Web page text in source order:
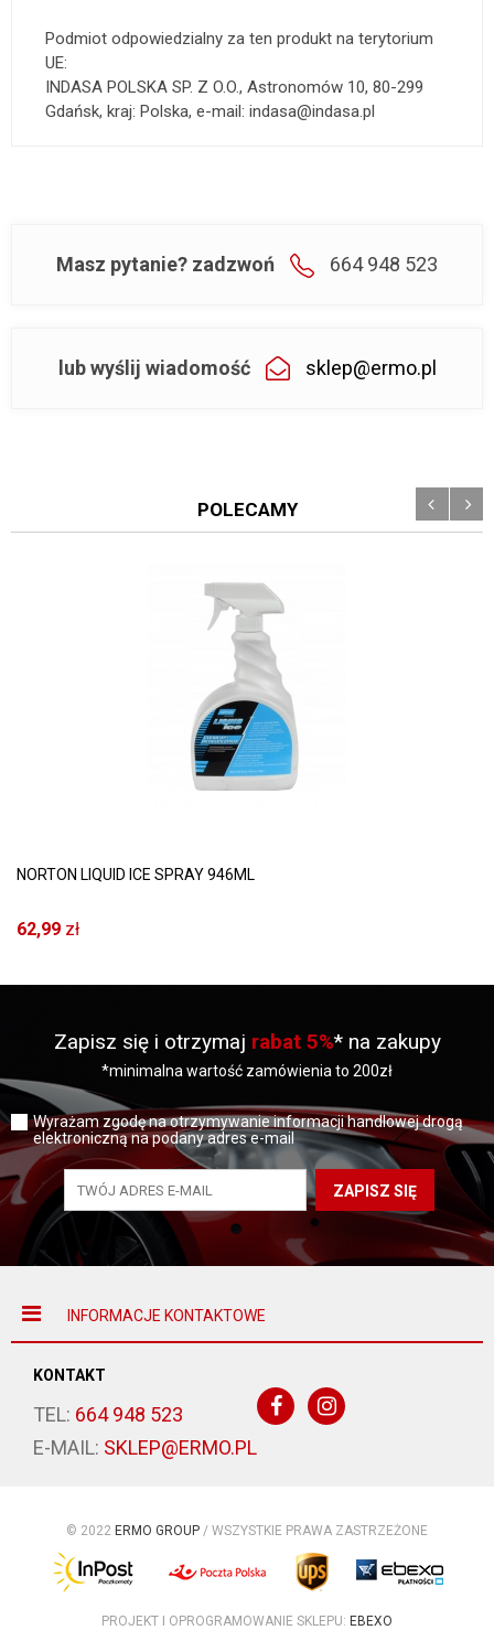
Podmiot odpowiedzialny za ten produkt na terytorium
UE:
INDASA POLSKA SP. Z O.O., Astronomów 10, 80-299
Gdańsk, kraj: Polska, e-mail: indasa@indasa.pl
Masz pytanie? zadzwoń 664 948 523
lub wyślij wiadomość sklep@ermo.pl
POLECAMY
NORTON LIQUID ICE SPRAY 946ML
62,99 zł
Zapisz się i otrzymaj rabat 5%* na zakupy
*minimalna wartość zamówienia to 200zł
Wyrażam zgodę na otrzymywanie informacji handlowej drogą
elektroniczną na podany adres e-mail
ZAPISZ SIĘ
INFORMACJE KONTAKTOWE
KONTAKT
TEL: 664 948 523
E-MAIL: SKLEP@ERMO.PL
© 2022 ERMO GROUP / WSZYSTKIE PRAWA ZASTRZEŻONE
PROJEKT I OPROGRAMOWANIE SKLEPU: EBEXO